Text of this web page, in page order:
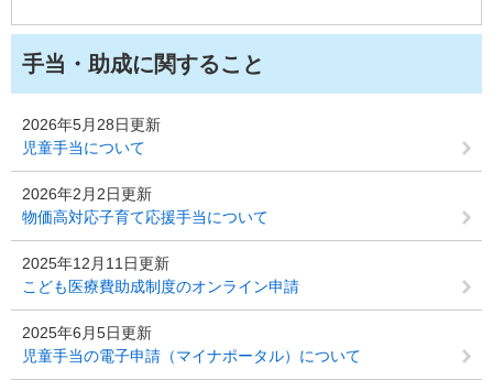
手当・助成に関すること
2026年5月28日更新
児童手当について
2026年2月2日更新
物価高対応子育て応援手当について
2025年12月11日更新
こども医療費助成制度のオンライン申請
2025年6月5日更新
児童手当の電子申請（マイナポータル）について